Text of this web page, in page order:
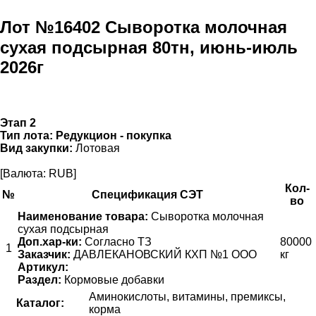
Лот №16402 Сыворотка молочная
сухая подсырная 80тн, июнь-июль
2026г
Этап 2
Тип лота: Редукцион - покупка
Вид закупки: Лотовая
[Валюта: RUB]
№
Спецификация СЭТ
Кол-
во
1
Наименование товара: Сыворотка молочная
сухая подсырная
Доп.хар-ки: Согласно ТЗ
Заказчик: ДАВЛЕКАНОВСКИЙ КХП №1 ООО
Артикул:
Раздел: Кормовые добавки
80000
кг
Каталог:
Аминокислоты, витамины, премиксы,
корма